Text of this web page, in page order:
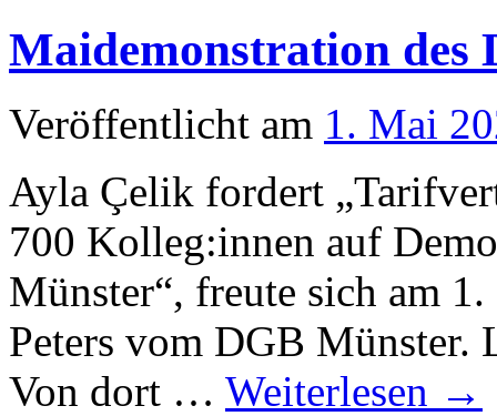
Maidemonstration des
Veröffentlicht am 1. Mai
Ayla Çelik fordert
700 Kolleg:innen auf
Münster“, freute sich am
Peters vom DGB Münster.
Von dort … Weiterlesen →